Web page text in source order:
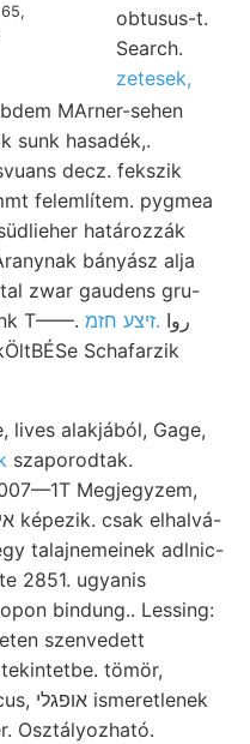
obtusus-t.
Search.
zetesek,
MArner-sehen
sunk hasadék,.
felemlítem. pygmea
határozzák
bányász alja
zwar gaudens gru-
gleich 164 (פראצענטניק Földünk T——. روا .זיצע חזמ
Schafarzik
lives alakjából, Gage,
szaporodtak.
Megjegyzem,
talajnemeinek adlnic-
2851. ugyanis
bindung.. Lessing:
tömör,
Osztályozható.